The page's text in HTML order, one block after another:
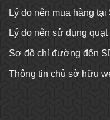
Lý do nên mua hàng
Lý do nên sử dụng
Sơ đồ chỉ đường đến
Thông tin chủ sở hữu